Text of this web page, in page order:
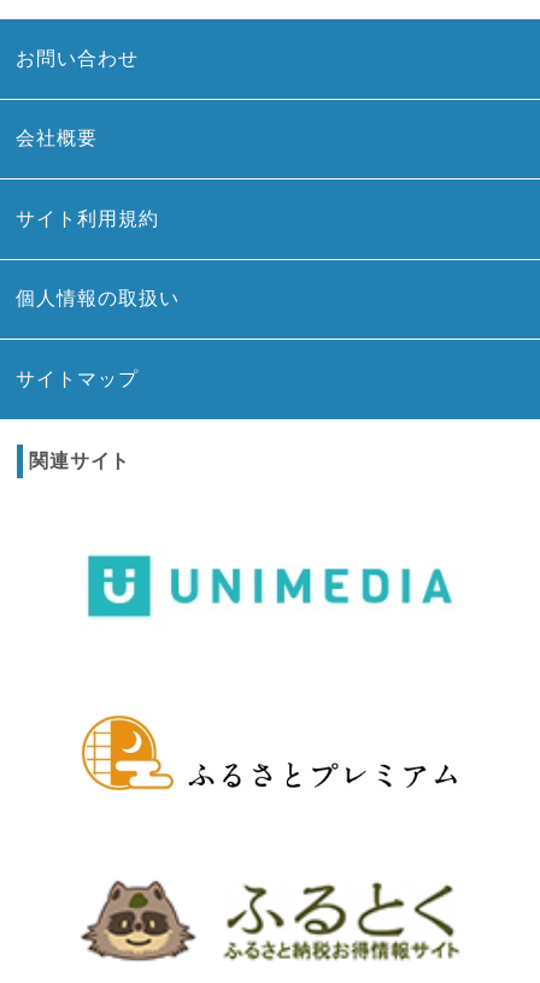
お問い合わせ
会社概要
サイト利用規約
個人情報の取扱い
サイトマップ
関連サイト